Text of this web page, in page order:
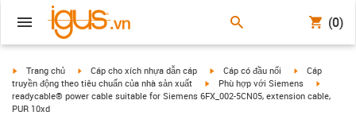
(0)
igus-icon-arrow-right
Trang chủ igus-icon-arrow-right
Cáp cho xích nhựa dẫn cáp igus-icon-arrow-right
Cáp có đầu nối igus-icon-
Cáp
truyền động theo tiêu chuẩn của nhà sản xuất
igus-icon-arrow-right
Phù hợp với Siemens
readycable® power cable suitable for Siemens 6FX_002-5CN05, extension cable,
PUR 10xd